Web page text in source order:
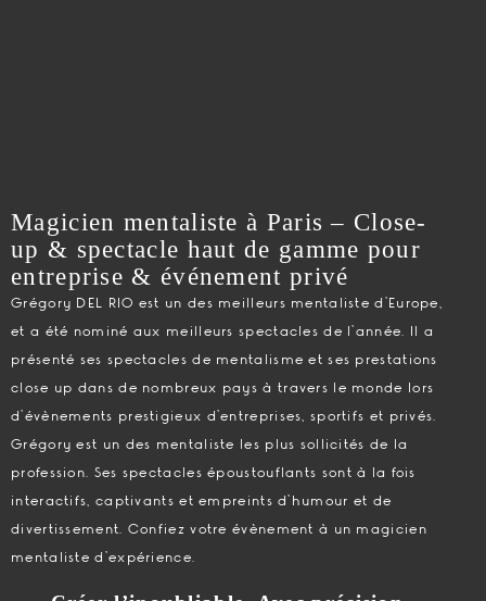
Magicien mentaliste à Paris – Close-
up & spectacle haut de gamme pour
entreprise & événement privé
Grégory DEL RIO est un des meilleurs mentaliste d’Europe,
et a été nominé aux meilleurs spectacles de l’année. Il a
présenté ses spectacles de mentalisme et ses prestations
close up dans de nombreux pays à travers le monde lors
d’évènements prestigieux d’entreprises, sportifs et privés.
Grégory est un des mentaliste les plus sollicités de la
profession. Ses spectacles époustouflants sont à la fois
interactifs, captivants et empreints d’humour et de
divertissement. Confiez votre évènement à un magicien
mentaliste d’expérience.